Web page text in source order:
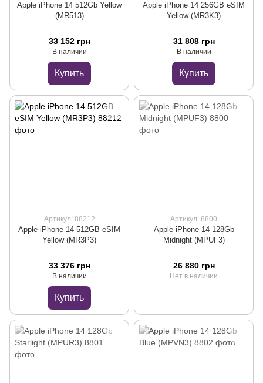
Apple iPhone 14 512Gb Yellow
(MR513)
33 152 грн
В наличии
Купить
Apple iPhone 14 256GB eSIM
Yellow (MR3K3)
31 808 грн
В наличии
Купить
Артикул: 88212
Apple iPhone 14 512GB eSIM
Yellow (MR3P3)
33 376 грн
В наличии
Купить
Артикул: 8800
Apple iPhone 14 128Gb
Midnight (MPUF3)
26 880 грн
Нет в наличии